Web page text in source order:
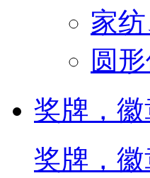
家
圆
奖牌，徽
奖牌，徽